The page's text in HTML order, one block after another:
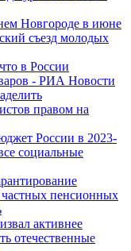
Новгороде в июне
съезд молодых
в России
- РИА Новости
правом на
России в 2023-
социальные
пенсионных
активнее
отечественные